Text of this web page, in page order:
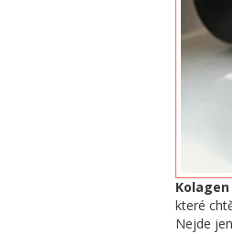
které
Nejde